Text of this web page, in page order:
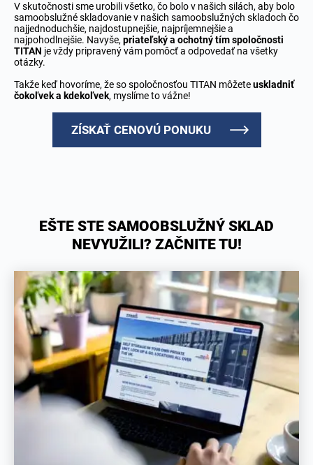
V skutočnosti sme urobili všetko, čo bolo v našich silách, aby bolo
samoobslužné skladovanie v našich samoobslužných skladoch čo
najjednoduchšie, najdostupnejšie, najpríjemnejšie a
najpohodlnejšie. Navyše,priateľský a ochotný tím spoločnosti
TITAN je vždy pripravený vám pomôcť a odpovedať na všetky
otázky.
Takže keď hovoríme, že so spoločnosťou TITAN môžeteuskladniť
čokoľvek a kdekoľvek, myslíme to vážne!
ZÍSKAŤ CENOVÚ PONUKU
EŠTE STE SAMOOBSLUŽNÝ SKLAD
NEVYUŽILI? ZAČNITE TU!